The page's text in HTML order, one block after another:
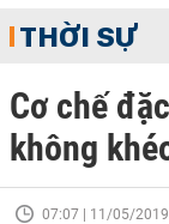
THỜI SỰ
Cơ chế
không
07:07 | 11/05/2019